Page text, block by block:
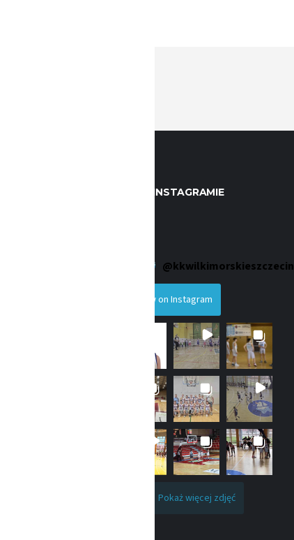
WILKI NA INSTAGRAMIE
@kkwilkimorskieszczecin
Follow on Instagram
Pokaż więcej zdjęć